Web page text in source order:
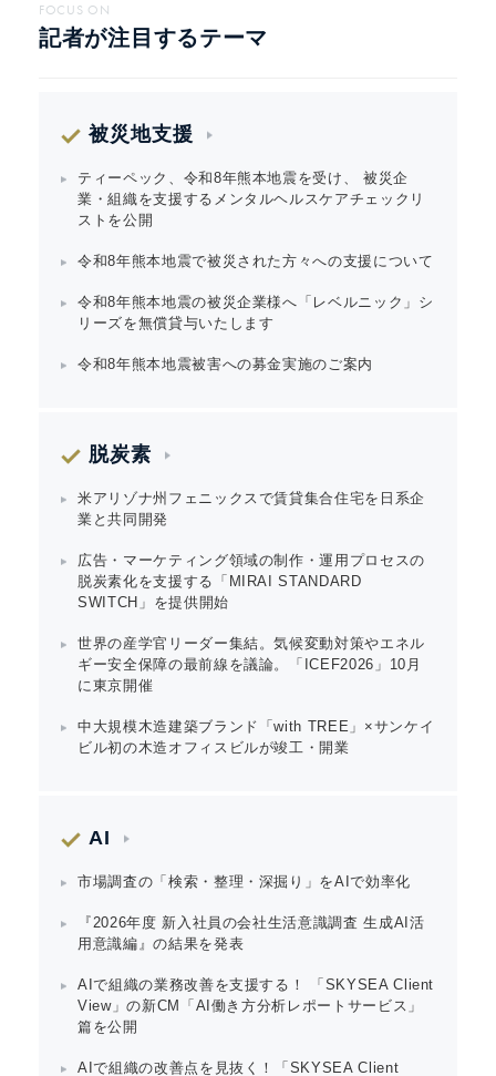
FOCUS ON
記者が注目するテーマ
被災地支援
ティーペック、令和8年熊本地震を受け、 被災企
業・組織を支援するメンタルヘルスケアチェックリ
ストを公開
令和8年熊本地震で被災された方々への支援について
令和8年熊本地震の被災企業様へ「レベルニック」シ
リーズを無償貸与いたします
令和8年熊本地震被害への募金実施のご案内
脱炭素
米アリゾナ州フェニックスで賃貸集合住宅を日系企
業と共同開発
広告・マーケティング領域の制作・運用プロセスの
脱炭素化を支援する「MIRAI STANDARD
SWITCH」を提供開始
世界の産学官リーダー集結。気候変動対策やエネル
ギー安全保障の最前線を議論。「ICEF2026」10月
に東京開催
中大規模木造建築ブランド「with TREE」×サンケイ
ビル初の木造オフィスビルが竣工・開業
AI
市場調査の「検索・整理・深掘り」をAIで効率化
『2026年度 新入社員の会社生活意識調査 生成AI活
用意識編』の結果を発表
AIで組織の業務改善を支援する！ 「SKYSEA Client
View」の新CM「AI働き方分析レポートサービス」
篇を公開
AIで組織の改善点を見抜く！「SKYSEA Client